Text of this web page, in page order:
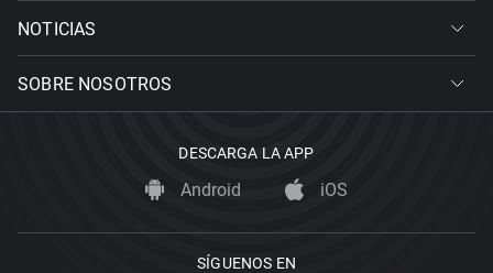
NOTICIAS
SOBRE NOSOTROS
DESCARGA LA APP
Android iOS
SÍGUENOS EN